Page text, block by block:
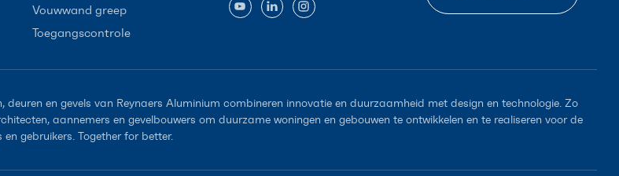
Vouwwand greep
Toegangscontrole
deuren en gevels van Reynaers Aluminium combineren innovatie en duurzaamheid met design en technologie. Zo
aannemers en gevelbouwers om duurzame woningen en gebouwen te ontwikkelen en te realiseren voor de
gebruikers. Together for better.